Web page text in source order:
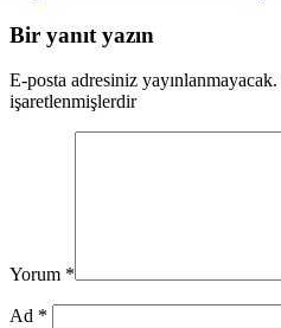
Bir yanıt yazın
E-posta adresiniz yayınlanmayacak.
işaretlenmişlerdir
Yorum *
Ad *